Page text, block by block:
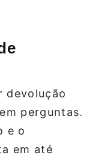
devolução
perguntas.
e o
em até